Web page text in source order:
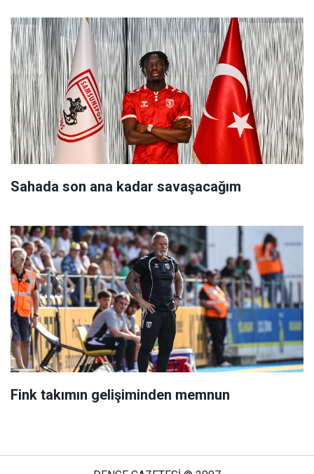
Sahada son ana kadar savaşacağım
Fink takımın gelişiminden memnun